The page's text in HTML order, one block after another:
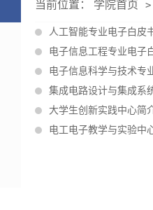
当前位置： 学院首页 >
人工智能专业电子白皮
电子信息工程专业电子
电子信息科学与技术专
集成电路设计与集成系
大学生创新实践中心简
电工电子教学与实验中